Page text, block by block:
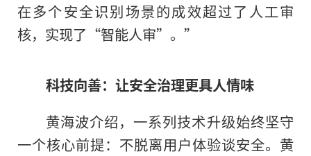
在多个安全识别场景的成效超过了人工审
核，实现了“智能人审”。”
科技向善：让安全治理更具人情味
黄海波介绍，一系列技术升级始终坚守
一个核心前提：不脱离用户体验谈安全。黄